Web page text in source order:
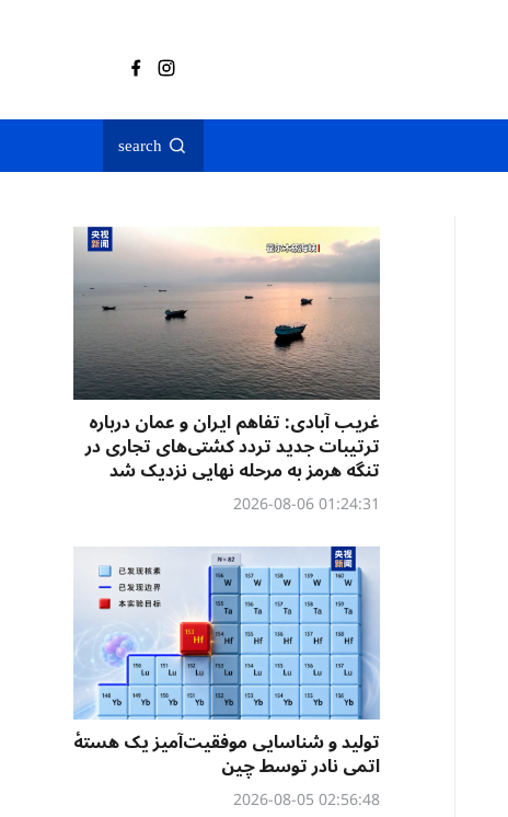
search
غریب آبادی: تفاهم ایران و عمان درباره
ترتیبات جدید تردد کشتی‌های تجاری در
تنگه هرمز به مرحله نهایی نزدیک شد
01:24:31 2026-08-06
تولید و شناسایی موفقیت‌آمیز یک هستهٔ
اتمی نادر توسط چین
02:56:48 2026-08-05